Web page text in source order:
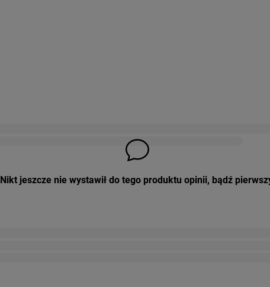
Nikt jeszcze nie wystawił do tego produktu opinii, bądź